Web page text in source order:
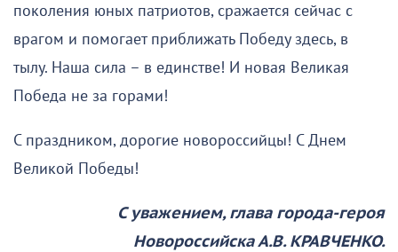
поколения юных патриотов, сражается сейчас с
врагом и помогает приближать Победу здесь, в
тылу. Наша сила – в единстве! И новая Великая
Победа не за горами!
С праздником, дорогие новороссийцы! С Днем
Великой Победы!
С уважением, глава города-героя
Новороссийска А.В. КРАВЧЕНКО.